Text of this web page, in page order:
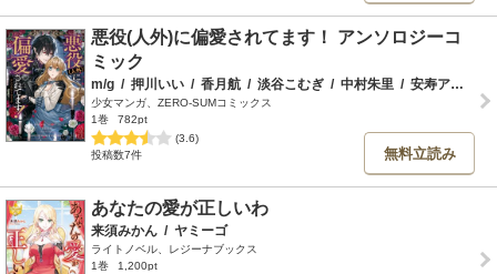
悪役(人外)に偏愛されてます！ アンソロジーコ
ミック
m/g / 押川いい / 香月航 / 淡谷こむぎ / 中村朱里 / 安寿アジュリ
少女マンガ、ZERO-SUMコミックス
1巻
782pt
(3.6)
投稿数7件
無料立読み
あなたの愛が正しいわ
来須みかん / ヤミーゴ
ライトノベル、レジーナブックス
1巻
1,200pt